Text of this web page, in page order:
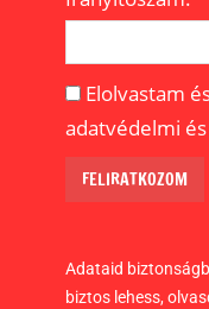
Elolvastam
adatvédelmi
Adataid
biztos lehess,